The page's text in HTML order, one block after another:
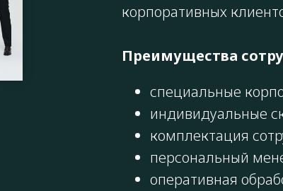
корпоративных
Преимущества
специальные
индивидуальные
комплектация
персональный
оперативная